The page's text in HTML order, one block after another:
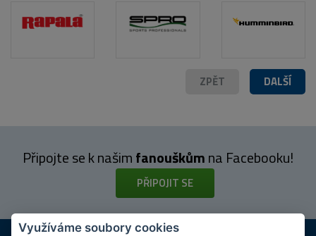
POPIS PRODUKTU
DALŠÍ
ZPĚT
Připojte se k našimfanouškůmna Facebooku!
PŘIPOJIT SE
Využíváme soubory cookies